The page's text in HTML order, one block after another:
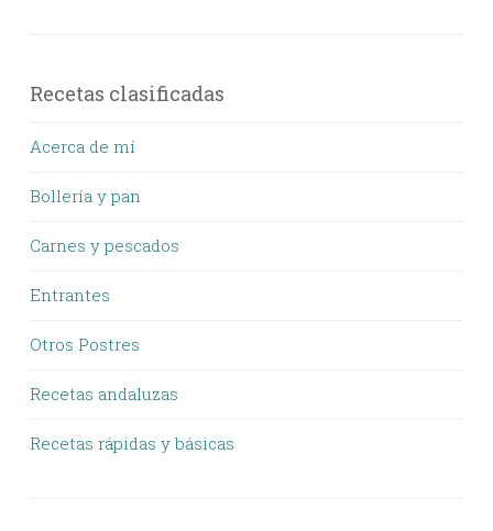
Recetas clasificadas
Acerca de mí
Bollería y pan
Carnes y pescados
Entrantes
Otros Postres
Recetas andaluzas
Recetas rápidas y básicas